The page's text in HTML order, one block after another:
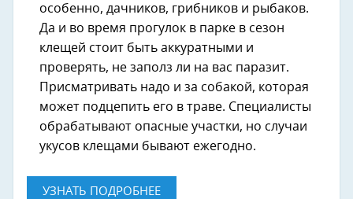
особенно, дачников, грибников и рыбаков.
Да и во время прогулок в парке в сезон
клещей стоит быть аккуратными и
проверять, не заполз ли на вас паразит.
Присматривать надо и за собакой, которая
может подцепить его в траве. Специалисты
обрабатывают опасные участки, но случаи
укусов клещами бывают ежегодно.
УЗНАТЬ ПОДРОБНЕЕ